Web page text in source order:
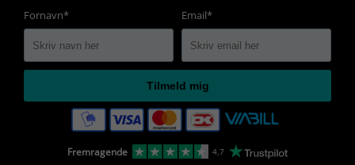
Fornavn*
Email*
Tilmeld mig
Fremragende 4,7